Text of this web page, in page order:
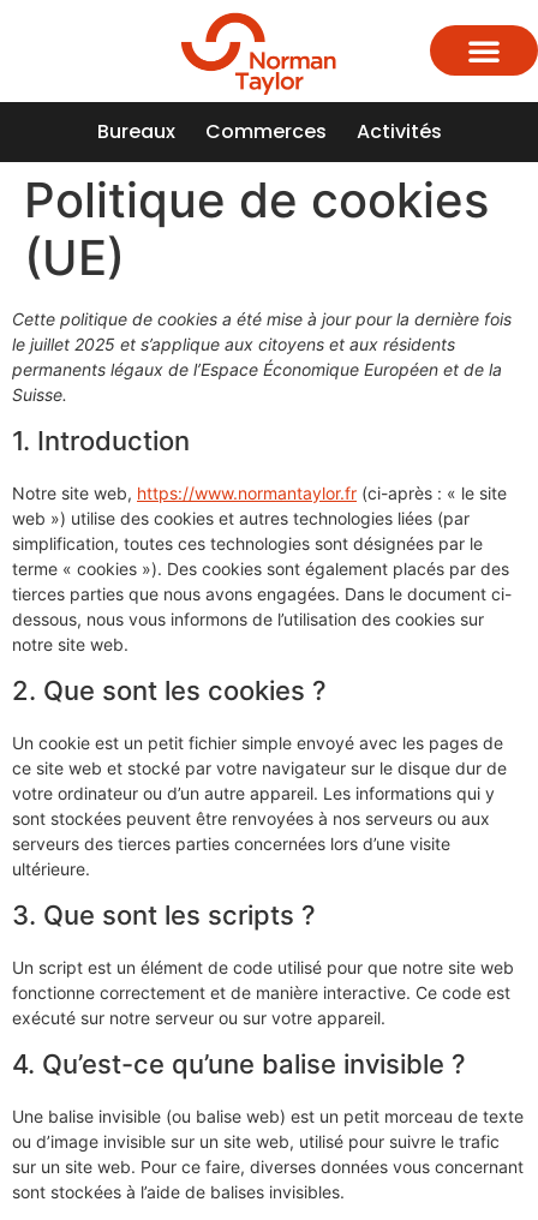
Bureaux Commerces Activités
Politique de cookies
(UE)
Cette politique de cookies a été mise à jour pour la dernière fois
le juillet 2025 et s’applique aux citoyens et aux résidents
permanents légaux de l’Espace Économique Européen et de la
Suisse.
1. Introduction
Notre site web, https://www.normantaylor.fr (ci-après : « le site
web ») utilise des cookies et autres technologies liées (par
simplification, toutes ces technologies sont désignées par le
terme « cookies »). Des cookies sont également placés par des
tierces parties que nous avons engagées. Dans le document ci-
dessous, nous vous informons de l’utilisation des cookies sur
notre site web.
2. Que sont les cookies ?
Un cookie est un petit fichier simple envoyé avec les pages de
ce site web et stocké par votre navigateur sur le disque dur de
votre ordinateur ou d’un autre appareil. Les informations qui y
sont stockées peuvent être renvoyées à nos serveurs ou aux
serveurs des tierces parties concernées lors d’une visite
ultérieure.
3. Que sont les scripts ?
Un script est un élément de code utilisé pour que notre site web
fonctionne correctement et de manière interactive. Ce code est
exécuté sur notre serveur ou sur votre appareil.
4. Qu’est-ce qu’une balise invisible ?
Une balise invisible (ou balise web) est un petit morceau de texte
ou d’image invisible sur un site web, utilisé pour suivre le trafic
sur un site web. Pour ce faire, diverses données vous concernant
sont stockées à l’aide de balises invisibles.